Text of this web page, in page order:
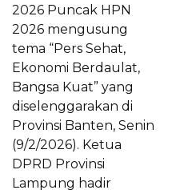
2026 Puncak HPN
2026 mengusung
tema “Pers Sehat,
Ekonomi Berdaulat,
Bangsa Kuat” yang
diselenggarakan di
Provinsi Banten, Senin
(9/2/2026). Ketua
DPRD Provinsi
Lampung hadir